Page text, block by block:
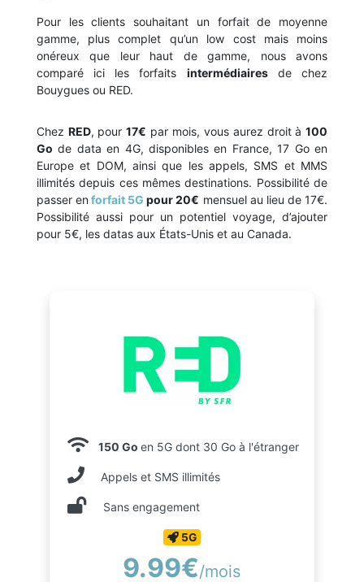
Pour les clients souhaitant un forfait de moyenne
gamme, plus complet qu’un low cost mais moins
onéreux que leur haut de gamme, nous avons
comparé ici les forfaits intermédiairesde chez
Bouygues ou RED.
Chez RED, pour17€ par mois, vous aurez droit à100
Go de data en 4G, disponibles en France, 17 Go en
Europe et DOM, ainsi que les appels, SMS et MMS
illimités depuis ces mêmes destinations. Possibilité de
passer enforfait 5G pour 20€ mensuel au lieu de 17€.
Possibilité aussi pour un potentiel voyage, d’ajouter
pour 5€, les datas aux États-Unis et au Canada.
150 Go en 5G dont 30 Go à l'étranger
Appels et SMS illimités
Sans engagement
5G
9.99€/mois